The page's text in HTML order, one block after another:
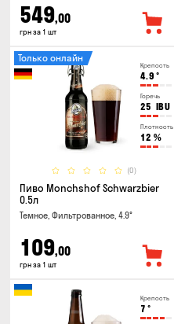
549,00
грн за 1 шт
Крепость
4.9 °
Горечь
25 IBU
Плотность
12 %
(0)
Только онлайн
Пиво Monchshof Schwarzbier
0.5л
Темное, Фильтрованное, 4.9°
109,00
грн за 1 шт
Крепость
7 °